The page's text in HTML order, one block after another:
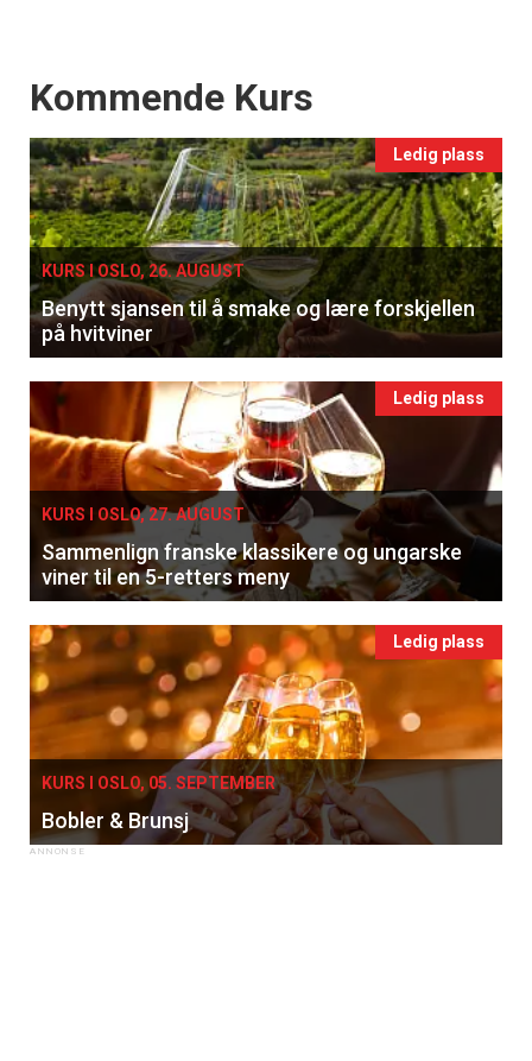
Events
Kommende Kurs
Ledig plass
KURS I OSLO, 26. AUGUST
Benytt sjansen til å smake og lære forskjellen
på hvitviner
Ledig plass
KURS I OSLO, 27. AUGUST
Sammenlign franske klassikere og ungarske
viner til en 5-retters meny
Ledig plass
KURS I OSLO, 05. SEPTEMBER
Bobler & Brunsj